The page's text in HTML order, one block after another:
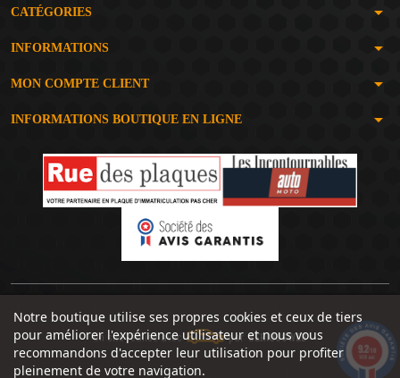
CATÉGORIES arrow_drop_down
INFORMATIONS arrow_drop_down
MON COMPTE CLIENT arrow_drop_down
INFORMATIONS BOUTIQUE EN LIGNE arrow_drop_down
Notre boutique utilise ses propres cookies et ceux de tiers
pour améliorer l'expérience utilisateur et nous vous
recommandons d'accepter leur utilisation pour profiter
pleinement de votre navigation.
Un site réalisé avec par SERIOUSWEB
9.2/10
1491 avis